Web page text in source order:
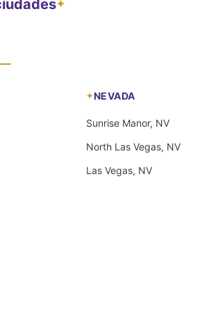
✦
NEVADA
Sunrise Manor, NV
North Las Vegas, NV
Las Vegas, NV